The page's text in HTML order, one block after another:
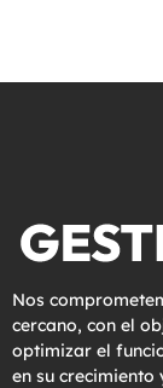
Nos
cercano, con el
optimizar el
en su